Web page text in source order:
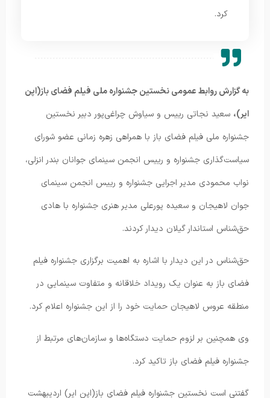
کرد.
به گزارش روابط عمومی نخستین جشنواره ملی فیلم فضای باز(اپن
ایر)، سعید نجاتی رییس و سیاوش چراغی‌پور دبیر نخستین
جشنواره ملی فیلم فضای باز با همراهی زهره زمانی عضو شورای
سیاست‌گذاری جشنواره و رییس انجمن سینمای جوانان بندر انزلی،
نواب محمودی مدیر اجرایی جشنواره و رییس انجمن سینمای
جوان لاهیجان و سعیده پورعلی مدیر هنری جشنواره با هادی
حق‌شناس استاندار گیلان دیدار کردند.
حق‌شناس در این دیدار با اشاره به اهمیت برگزاری جشنواره فیلم
فضای باز به عنوان یک رویداد خلاقانه و متفاوت سینمایی در
منطقه عروس لاهیجان حمایت خود را از این جشنواره اعلام کرد.
وی همچنین بر لزوم حمایت دستگاه‌ها و سازمان‌های مرتبط از
جشنواره فیلم فضای باز تاکید کرد.
گفتنی است نخستین جشنواره فیلم فضای باز(اپن ایر) اردیبهشت